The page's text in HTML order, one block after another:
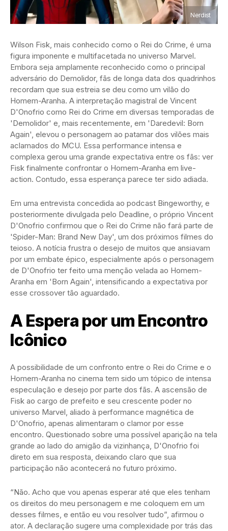
Nerdist
Wilson Fisk, mais conhecido como o Rei do Crime, é uma
figura imponente e multifacetada no universo Marvel.
Embora seja amplamente reconhecido como o principal
adversário do Demolidor, fãs de longa data dos quadrinhos
recordam que sua estreia se deu como um vilão do
Homem-Aranha. A interpretação magistral de Vincent
D'Onofrio como Rei do Crime em diversas temporadas de
'Demolidor' e, mais recentemente, em 'Daredevil: Born
Again', elevou o personagem ao patamar dos vilões mais
aclamados do MCU. Essa performance intensa e
complexa gerou uma grande expectativa entre os fãs: ver
Fisk finalmente confrontar o Homem-Aranha em live-
action. Contudo, essa esperança parece ter sido adiada.
Em uma entrevista concedida ao podcast Bingeworthy, e
posteriormente divulgada pelo Deadline, o próprio Vincent
D'Onofrio confirmou que o Rei do Crime não fará parte de
'Spider-Man: Brand New Day', um dos próximos filmes do
teioso. A notícia frustra o desejo de muitos que ansiavam
por um embate épico, especialmente após o personagem
de D'Onofrio ter feito uma menção velada ao Homem-
Aranha em 'Born Again', intensificando a expectativa por
esse crossover tão aguardado.
A Espera por um Encontro
Icônico
A possibilidade de um confronto entre o Rei do Crime e o
Homem-Aranha no cinema tem sido um tópico de intensa
especulação e desejo por parte dos fãs. A ascensão de
Fisk ao cargo de prefeito e seu crescente poder no
universo Marvel, aliado à performance magnética de
D'Onofrio, apenas alimentaram o clamor por esse
encontro. Questionado sobre uma possível aparição na tela
grande ao lado do amigão da vizinhança, D'Onofrio foi
direto em sua resposta, deixando claro que sua
participação não acontecerá no futuro próximo.
“Não. Acho que vou apenas esperar até que eles tenham
os direitos do meu personagem e me coloquem em um
desses filmes, e então eu vou resolver tudo”, afirmou o
ator. A declaração sugere uma complexidade por trás das